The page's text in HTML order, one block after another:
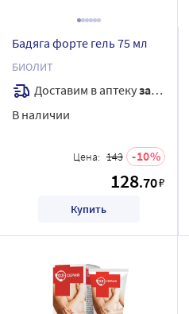
Бадяга форте гель 75 мл
БИОЛИТ
Доставим в аптекузавтра
В наличии
Цена: 143 10
128.70₽
Купить